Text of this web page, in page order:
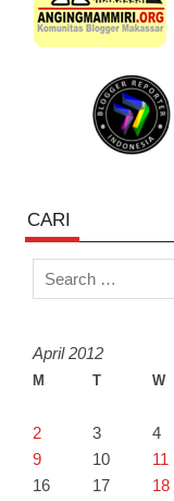
CARI
April 2012
M T W
2
3 4
9
10 11
16
17 18